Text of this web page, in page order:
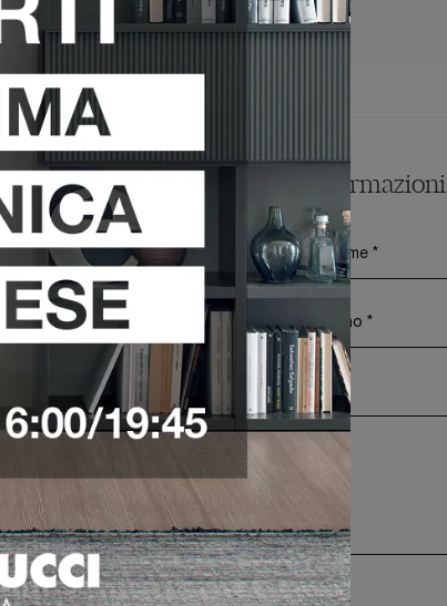
Richiedi Maggiori Informazioni
Ho preso visione dellaPrivacy Policy